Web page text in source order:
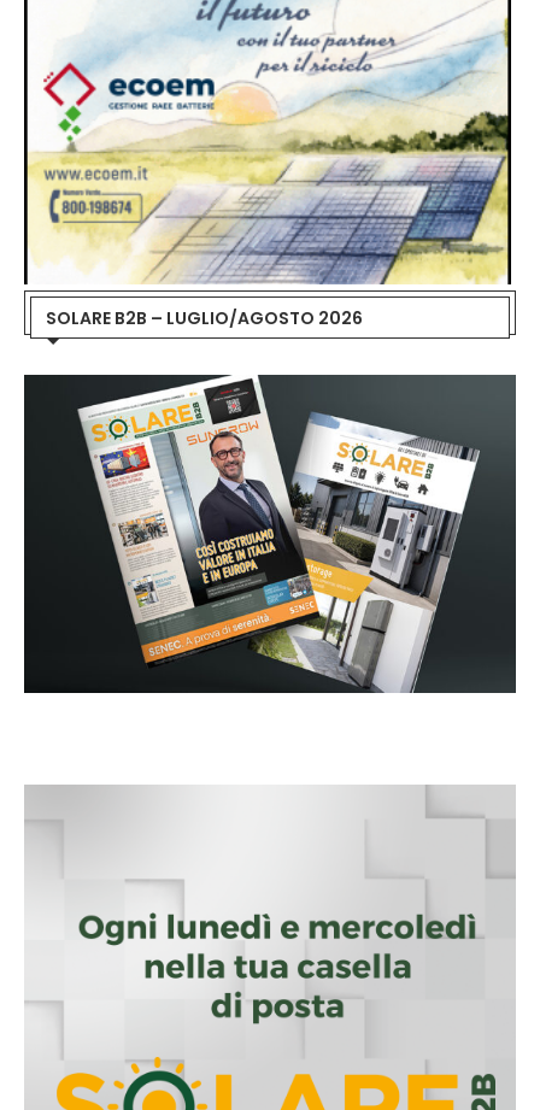
SOLARE B2B – LUGLIO/AGOSTO 2026